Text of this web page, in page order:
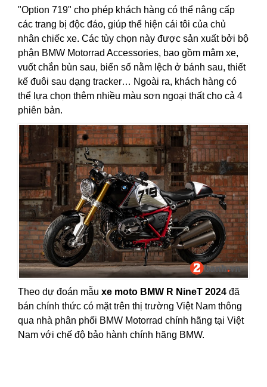
"Option 719" cho phép khách hàng có thể nâng cấp
các trang bị độc đáo, giúp thể hiện cái tôi của chủ
nhân chiếc xe. Các tùy chọn này được sản xuất bởi bộ
phận BMW Motorrad Accessories, bao gồm mâm xe,
vuốt chắn bùn sau, biển số nằm lệch ở bánh sau, thiết
kế đuôi sau dạng tracker… Ngoài ra, khách hàng có
thể lựa chọn thêm nhiều màu sơn ngoại thất cho cả 4
phiên bản.
Theo dự đoán mẫu xe moto BMW R NineT 2024 đã
bán chính thức có mặt trên thị trường Việt Nam thông
qua nhà phân phối BMW Motorrad chính hãng tại Việt
Nam với chế độ bảo hành chính hãng BMW.